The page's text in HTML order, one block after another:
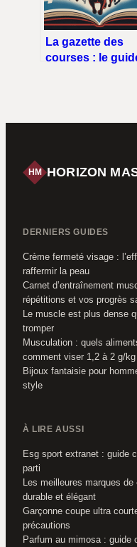
La gazette des
courses : le
HM HORIZON
DERNIERS GUIDES
Crème fermeté visage :
raffermir la peau
Carnet d’entraînement
répétitions et vos progrès
Le muscle est plus dense
tromper
Musculation : quels
comment viser 1,2 à 2 g/kg
Bijoux fantaisie pour
style
À LIRE AUSSI
Esg sport extranet : guide
parti
Les meilleures marques
durable et élégant
Garçonne coupe ultra
précautions
Parfum au mimosa : guide